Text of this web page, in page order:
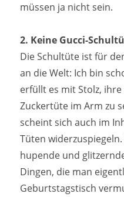
müssen ja nicht sein.
2. Keine Gucci-
Die Schultüte ist für
an die Welt: Ich bin
erfüllt es mit Stolz,
Zuckertüte im Arm zu
scheint sich auch im
Tüten
hupende und
Dingen, die man
Geburtstagstisch